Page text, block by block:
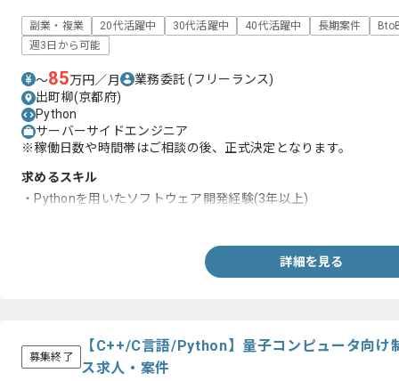
副業・複業 20代活躍中 30代活躍中 40代活躍中 長期案件
週3日から可能
〜85万円／月 業務委託(フリーランス)
出町柳(京都府)
Python
サーバーサイドエンジニア
※稼働日数や時間帯はご相談の後、正式決定となります。
求めるスキル
・Pythonを用いたソフトウェア開発経験(3年以上)
詳細を見る
募集終了
【C++/C言語/Python】量子コンピュータ向け
ス求人・案件